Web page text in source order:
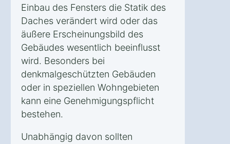
Einbau des Fensters die Statik des
Daches verändert wird oder das
äußere Erscheinungsbild des
Gebäudes wesentlich beeinflusst
wird. Besonders bei
denkmalgeschützten Gebäuden
oder in speziellen Wohngebieten
kann eine Genehmigungspflicht
bestehen.
Unabhängig davon sollten